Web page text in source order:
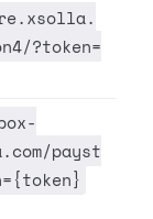
?token=
payst